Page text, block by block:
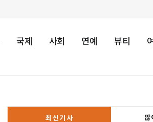
국제 사회 연예 뷰티
최신기사